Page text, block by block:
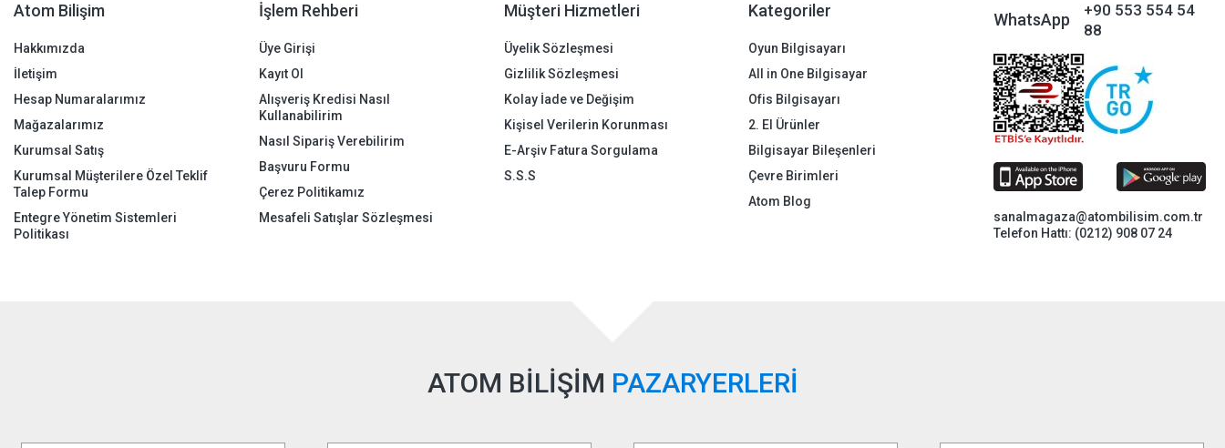
Atom Bilişim
Hakkımızda
İletişim
Hesap Numaralarımız
Mağazalarımız
Kurumsal Satış
Kurumsal Müşterilere Özel Teklif
Talep Formu
Entegre Yönetim Sistemleri
Politikası
İşlem Rehberi
Üye Girişi
Kayıt Ol
Alışveriş Kredisi Nasıl
Kullanabilirim
Nasıl Sipariş Verebilirim
Başvuru Formu
Çerez Politikamız
Mesafeli Satışlar Sözleşmesi
Müşteri Hizmetleri
Üyelik Sözleşmesi
Gizlilik Sözleşmesi
Kolay İade ve Değişim
Kişisel Verilerin Korunması
E-Arşiv Fatura Sorgulama
S.S.S
Kategoriler
Oyun Bilgisayarı
All in One Bilgisayar
Ofis Bilgisayarı
2. El Ürünler
Bilgisayar Bileşenleri
Çevre Birimleri
Atom Blog
WhatsApp
+90 553 554 54
88
sanalmagaza@atombilisim.com.tr
Telefon Hattı: (0212) 908 07 24
ATOM BİLİŞİM PAZARYERLERİ